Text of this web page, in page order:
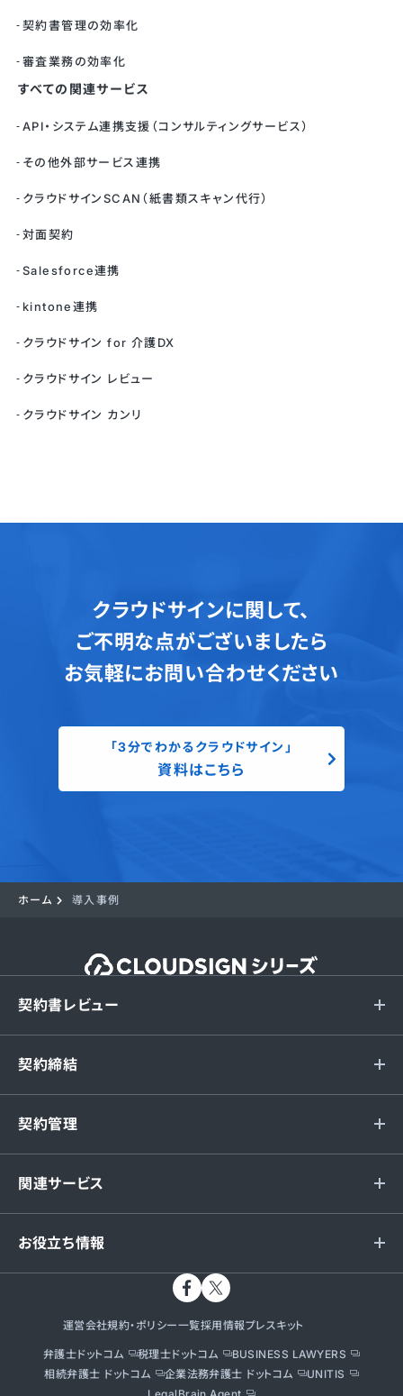
契約書管理の効率化
審査業務の効率化
すべての関連サービス
API・システム連携支援（コンサルティングサービス）
その他外部サービス連携
クラウドサインSCAN（紙書類スキャン代行）
対面契約
Salesforce連携
kintone連携
クラウドサイン for 介護DX
クラウドサイン レビュー
クラウドサイン カンリ
クラウドサインに関して、
ご不明な点がございましたら
お気軽にお問い合わせください
「3分でわかるクラウドサイン」
資料はこちら
ホーム 導入事例
契約書レビュー
契約締結
契約管理
関連サービス
お役立ち情報
運営会社規約・ポリシー一覧採用情報プレスキット
弁護士ドットコム 税理士ドットコム
BUSINESS LAWYERS
相続弁護士 ドットコム
企業法務弁護士 ドットコム
UNITIS